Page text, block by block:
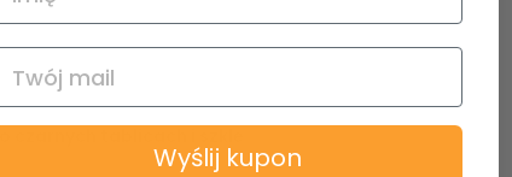
tablicach i szkle.
Wyślij kupon